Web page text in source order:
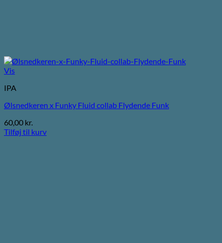
Vis
IPA
Ølsnedkeren x Funky Fluid collab Flydende Funk
60,00 kr.
Tilføj til kurv